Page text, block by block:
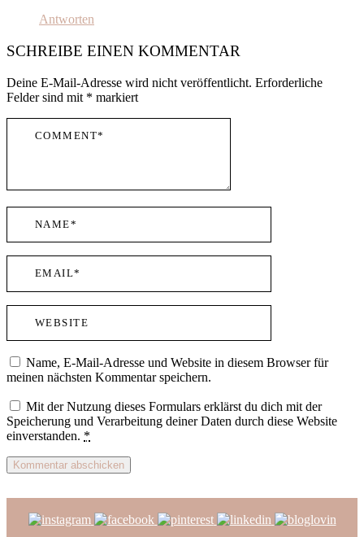
Antworten
SCHREIBE EINEN KOMMENTAR
Deine E-Mail-Adresse wird nicht veröffentlicht. Erforderliche
Felder sind mit * markiert
Name, E-Mail-Adresse und Website in diesem Browser für
meinen nächsten Kommentar speichern.
Mit der Nutzung dieses Formulars erklärst du dich mit der
Speicherung und Verarbeitung deiner Daten durch diese Website
einverstanden. *